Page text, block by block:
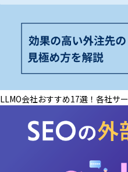
LLMO会社おすすめ17選！各社サ